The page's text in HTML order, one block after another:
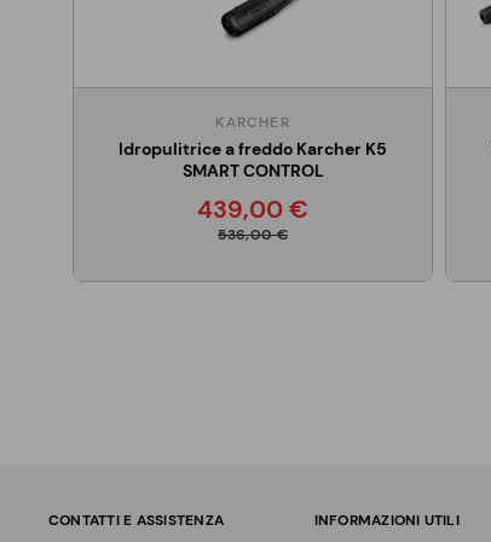
KARCHER
Idropulitrice a freddo Karcher K5
SMART CONTROL
439,00 €
536,00 €
CONTATTI E ASSISTENZA INFORMAZIONI UTILI